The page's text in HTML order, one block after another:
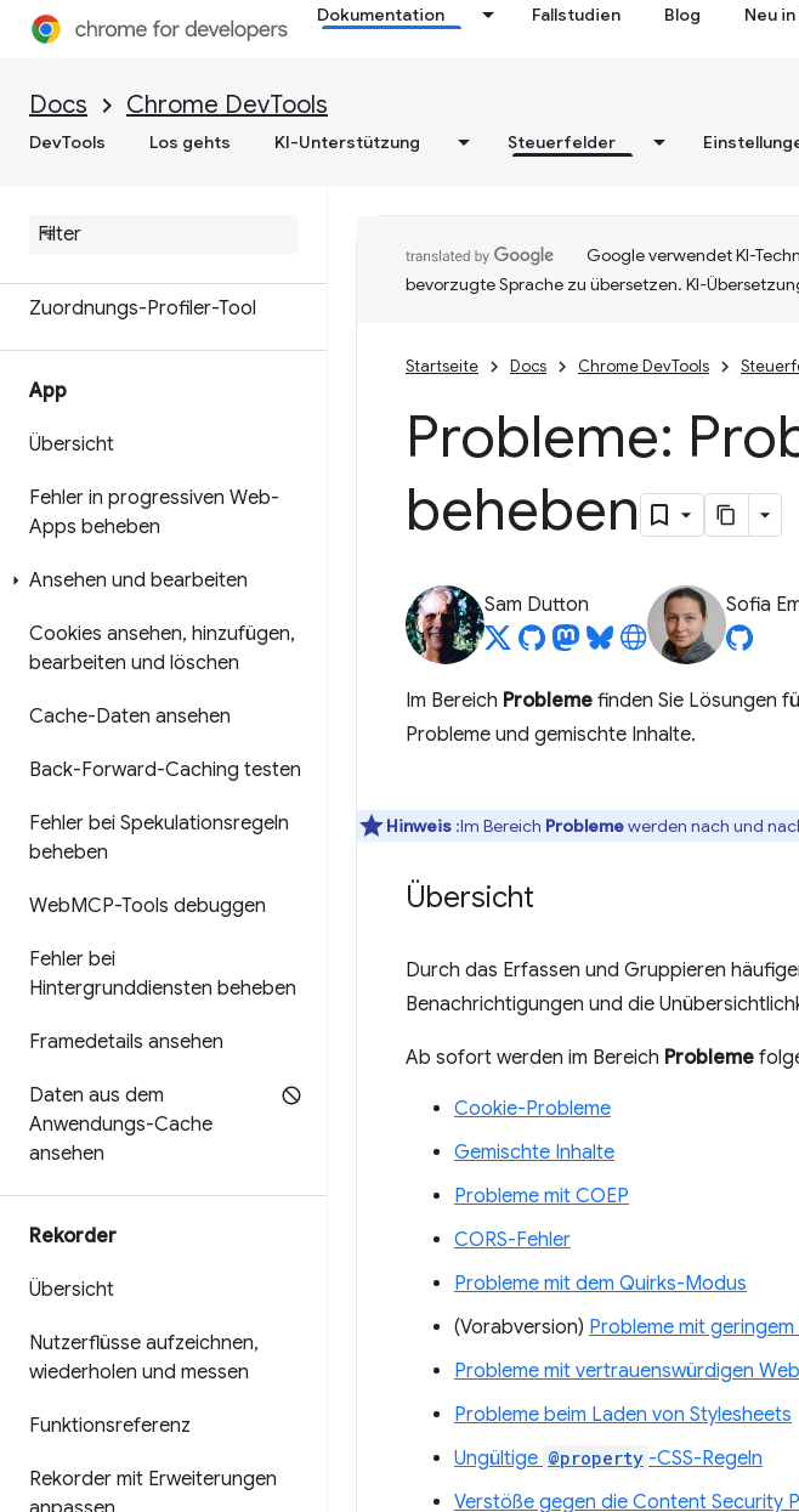
Dokumentation Fallstudien Blog Neu
Docs Chrome DevTools
DevTools Los gehts KI-Unterstützung Steuerfelder
Arbeitsspeicher
Übersicht
Speicherterminologie
Zuordnungs-Profiler-Tool
App
Übersicht
Fehler in progressiven Web-
Apps beheben
Ansehen und bearbeiten
Cookies ansehen, hinzufügen,
bearbeiten und löschen
Cache-Daten ansehen
Back-Forward-Caching testen
Fehler bei Spekulationsregeln
beheben
WebMCP-Tools debuggen
Fehler bei
Hintergrunddiensten beheben
Framedetails ansehen
Daten aus dem
Anwendungs-Cache
ansehen
Rekorder
Übersicht
Nutzerflüsse aufzeichnen,
wiederholen und messen
Funktionsreferenz
Rekorder mit Erweiterungen
Google verwendet KI-
bevorzugte Sprache zu übersetzen. KI-
Startseite Docs Chrome DevTools
Probleme:
beheben
Sam Dutton Sofia
Im Bereich Probleme finden Sie Lösungen
Probleme und gemischte Inhalte.
Hinweis :Im Bereich Problemewerden nach und
Übersicht
Durch das Erfassen und Gruppieren
Benachrichtigungen und die
Ab sofort werden im Bereich Probleme
Cookie-Probleme
Gemischte Inhalte
Probleme mit COEP
CORS-Fehler
Probleme mit dem Quirks-Modus
(Vorabversion) Probleme mit
Probleme mit vertrauenswürdigen
Probleme beim Laden von Stylesheets
Ungültige @property -CSS-Regeln
Verstöße gegen die Content Security